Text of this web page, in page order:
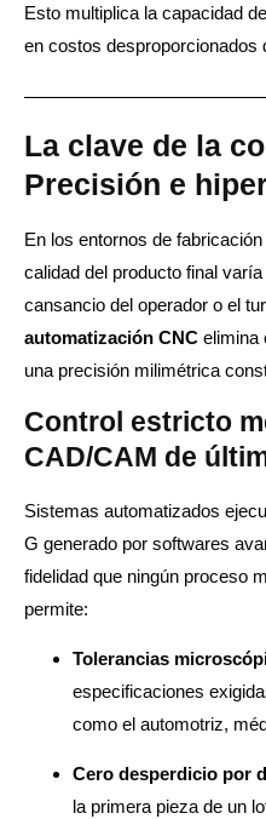
Esto multiplica la capacidad
en costos desproporcionados
La clave de la
Precisión e
En los entornos de
calidad del producto final
cansancio del operador o el
automatización CNC elimina
una precisión milimétrica
Control estricto
CAD/CAM de
Sistemas automatizados
G generado por softwares
fidelidad que ningún proceso
permite:
Tolerancias
especificaciones
como el automotriz,
Cero desperdicio por
la primera pieza de un